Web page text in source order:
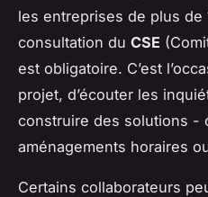
les entreprises de plus de
consultation du CSE
est obligatoire. C’est
projet, d’écouter les
construire des solutions -
aménagements horaires
Certains collaborateurs